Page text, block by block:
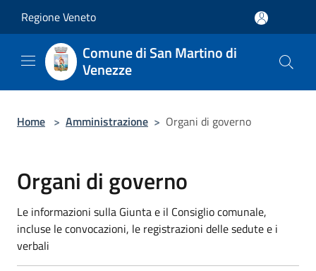
Regione Veneto
Comune di San Martino di
Venezze
Home > Amministrazione > Organi di governo
Organi di governo
Le informazioni sulla Giunta e il Consiglio comunale,
incluse le convocazioni, le registrazioni delle sedute e i
verbali